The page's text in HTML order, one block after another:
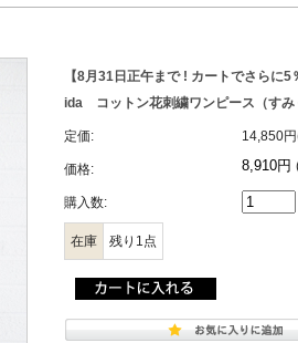
【8月31日正午まで ! カートでさら
ida コットン花刺繍ワンピース（すみ
定価: 14,850
価格: 8,910円
購入数:
在庫 残り1点